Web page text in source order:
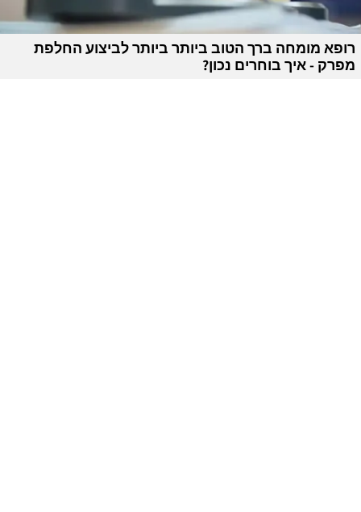
רופא מומחה ברך הטוב ביותר ביותר לביצוע החלפת
מפרק - איך בוחרים נכון?